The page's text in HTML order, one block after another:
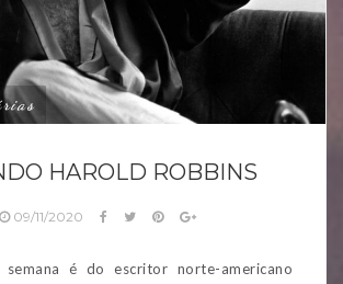
HAROLD ROBBINS
09/11/2020
é do escritor norte-americano